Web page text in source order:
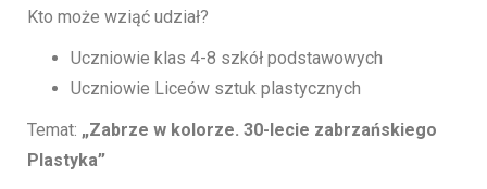
Kto może wziąć udział?
Uczniowie klas 4-8 szkół podstawowych
Uczniowie Liceów sztuk plastycznych
Temat: „Zabrze w kolorze. 30-lecie zabrzańskiego
Plastyka”